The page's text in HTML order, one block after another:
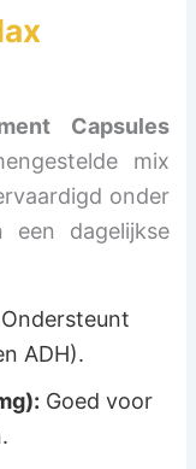
Capsules
mix
onder
dagelijkse
Ondersteunt
ADH).
Goed voor